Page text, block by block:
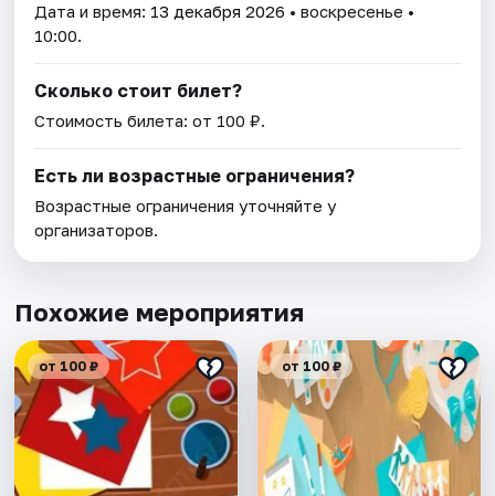
Дата и время: 13 декабря 2026 • воскресенье •
10:00.
Сколько стоит билет?
Стоимость билета: от 100 ₽.
Есть ли возрастные ограничения?
Возрастные ограничения уточняйте у
организаторов.
Похожие мероприятия
от 100 ₽ от 100 ₽